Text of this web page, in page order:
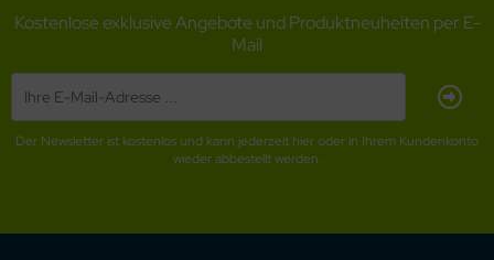
Kostenlose exklusive Angebote und Produktneuheiten per E-
Mail
Der Newsletter ist kostenlos und kann jederzeit hier oder in Ihrem Kundenkonto
wieder abbestellt werden.